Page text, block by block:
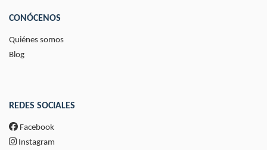
CONÓCENOS
Quiénes somos
Blog
REDES SOCIALES
Facebook
Instagram